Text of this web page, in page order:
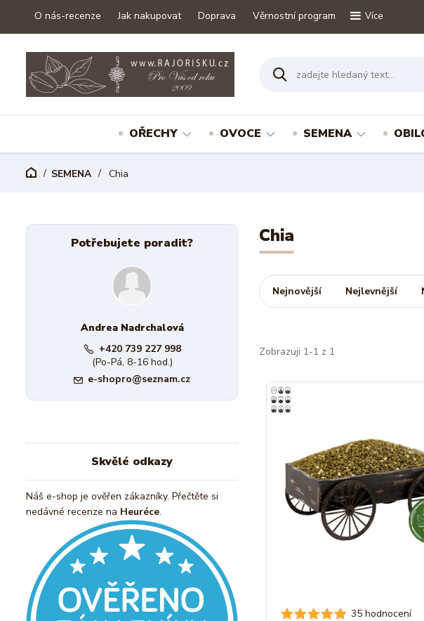
O nás-recenze Jak nakupovat Doprava Věrnostní program Více
OŘECHY OVOCE SEMENA
SEMENA Chia
Chia
Nejnovější Nejlevnější
Zobrazuji 1-1 z 1
35 hodnocení
Potřebujete poradit?
Andrea Nadrchalová
+420 739 227 998
(Po-Pá, 8-16 hod.)
e-shopro@seznam.cz
Skvělé odkazy
Náš e-shop je ověřen zákazníky. Přečtěte si
nedávné recenze na Heuréce.